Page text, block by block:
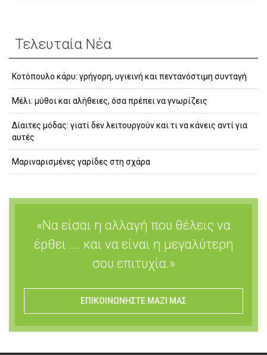
Τελευταία Νέα
Κοτόπουλο κάρυ: γρήγορη, υγιεινή και πεντανόστιμη συνταγή
Μέλι: μύθοι και αλήθειες, όσα πρέπει να γνωρίζεις
Δίαιτες μόδας: γιατί δεν λειτουργούν και τι να κάνεις αντί για
αυτές
Μαριναρισμένες γαρίδες στη σχάρα
«Να είσαι η αλλαγή που θέλεις να
έρθει …. και να είναι η μεγαλύτερη
σου επιτυχία.»
ΕΠΙΚΟΙΝΩΝΗΣΤΕ ΜΑΖΙ ΜΑΣ